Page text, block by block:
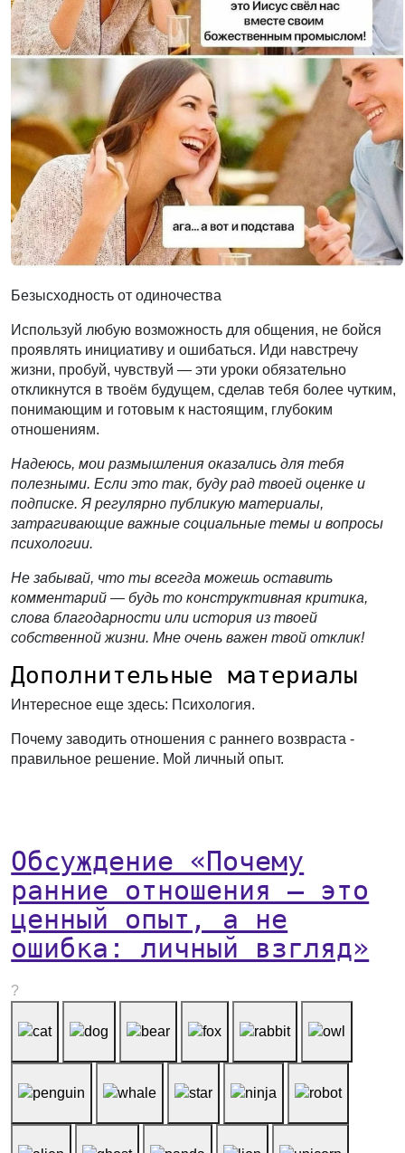
Безысходность от одиночества
Используй любую возможность для общения, не бойся
проявлять инициативу и ошибаться. Иди навстречу
жизни, пробуй, чувствуй — эти уроки обязательно
откликнутся в твоём будущем, сделав тебя более чутким,
понимающим и готовым к настоящим, глубоким
отношениям.
Надеюсь, мои размышления оказались для тебя
полезными. Если это так, буду рад твоей оценке и
подписке. Я регулярно публикую материалы,
затрагивающие важные социальные темы и вопросы
психологии.
Не забывай, что ты всегда можешь оставить
комментарий — будь то конструктивная критика,
слова благодарности или история из твоей
собственной жизни. Мне очень важен твой отклик!
Дополнительные материалы
Интересное еще здесь: Психология.
Почему заводить отношения с раннего возвраста -
правильное решение. Мой личный опыт.
Обсуждение «Почему
ранние отношения — это
ценный опыт, а не
ошибка: личный взгляд»
?